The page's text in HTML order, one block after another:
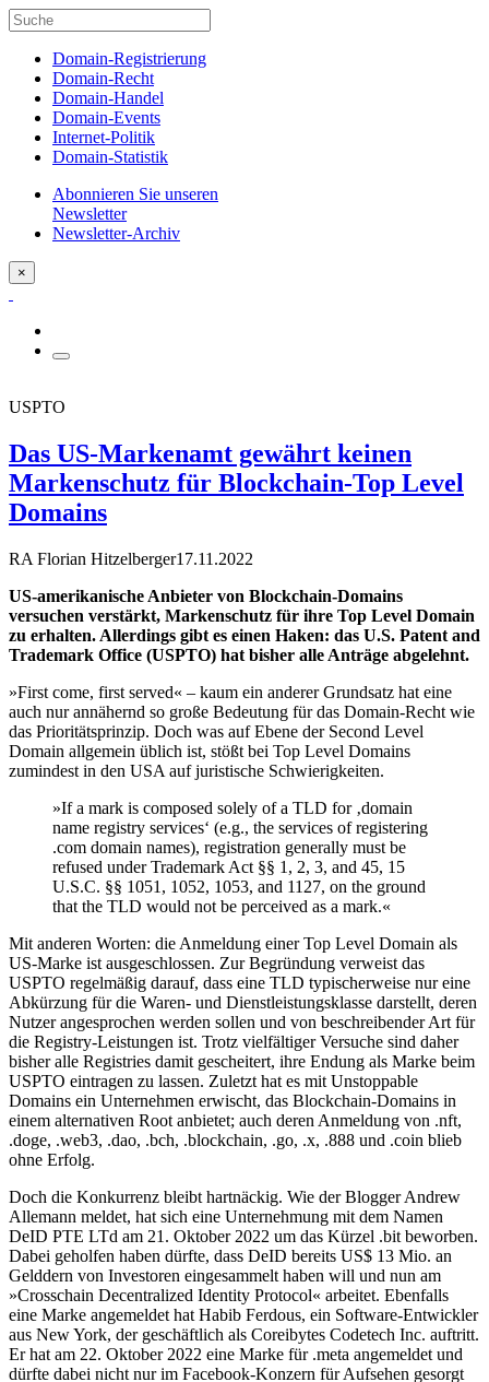
Domain-Registrierung
Domain-Recht
Domain-Handel
Domain-Events
Internet-Politik
Domain-Statistik
Abonnieren Sie unseren
Newsletter
Newsletter-Archiv
×
USPTO
Das US-Markenamt gewährt keinen
Markenschutz für Blockchain-Top Level
Domains
RA Florian Hitzelberger17.11.2022
US-amerikanische Anbieter von Blockchain-Domains
versuchen verstärkt, Markenschutz für ihre Top Level Domain
zu erhalten. Allerdings gibt es einen Haken: das U.S. Patent and
Trademark Office (USPTO) hat bisher alle Anträge abgelehnt.
»First come, first served« – kaum ein anderer Grundsatz hat eine
auch nur annähernd so große Bedeutung für das Domain-Recht wie
das Prioritätsprinzip. Doch was auf Ebene der Second Level
Domain allgemein üblich ist, stößt bei Top Level Domains
zumindest in den USA auf juristische Schwierigkeiten.
»If a mark is composed solely of a TLD for ‚domain
name registry services‘ (e.g., the services of registering
.com domain names), registration generally must be
refused under Trademark Act §§ 1, 2, 3, and 45, 15
U.S.C. §§ 1051, 1052, 1053, and 1127, on the ground
that the TLD would not be perceived as a mark.«
Mit anderen Worten: die Anmeldung einer Top Level Domain als
US-Marke ist ausgeschlossen. Zur Begründung verweist das
USPTO regelmäßig darauf, dass eine TLD typischerweise nur eine
Abkürzung für die Waren- und Dienstleistungsklasse darstellt, deren
Nutzer angesprochen werden sollen und von beschreibender Art für
die Registry-Leistungen ist. Trotz vielfältiger Versuche sind daher
bisher alle Registries damit gescheitert, ihre Endung als Marke beim
USPTO eintragen zu lassen. Zuletzt hat es mit Unstoppable
Domains ein Unternehmen erwischt, das Blockchain-Domains in
einem alternativen Root anbietet; auch deren Anmeldung von .nft,
.doge, .web3, .dao, .bch, .blockchain, .go, .x, .888 und .coin blieb
ohne Erfolg.
Doch die Konkurrenz bleibt hartnäckig. Wie der Blogger Andrew
Allemann meldet, hat sich eine Unternehmung mit dem Namen
DeID PTE LTd am 21. Oktober 2022 um das Kürzel .bit beworben.
Dabei geholfen haben dürfte, dass DeID bereits US$ 13 Mio. an
Gelddern von Investoren eingesammelt haben will und nun am
»Crosschain Decentralized Identity Protocol« arbeitet. Ebenfalls
eine Marke angemeldet hat Habib Ferdous, ein Software-Entwickler
aus New York, der geschäftlich als Coreibytes Codetech Inc. auftritt.
Er hat am 22. Oktober 2022 eine Marke für .meta angemeldet und
dürfte dabei nicht nur im Facebook-Konzern für Aufsehen gesorgt